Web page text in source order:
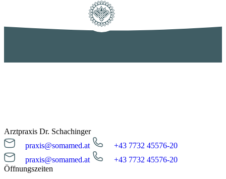
Arztpraxis Dr. Schachinger
praxis@somamed.at
+43 7732 45576-20
praxis@somamed.at
+43 7732 45576-20
Öffnungszeiten